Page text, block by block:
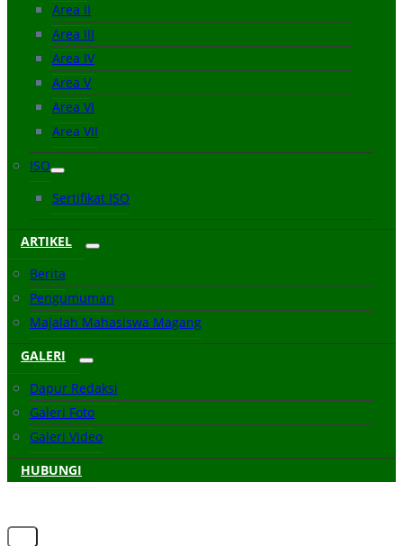
Area II
Area III
Area IV
Area V
Area VI
Area VII
ISO
Sertifikat ISO
ARTIKEL
Berita
Pengumuman
Majalah Mahasiswa Magang
GALERI
Dapur Redaksi
Galeri Foto
Galeri Video
HUBUNGI